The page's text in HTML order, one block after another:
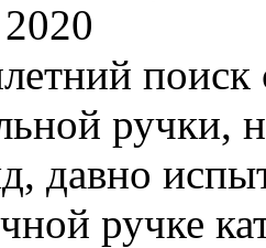
поиск
ручки,
давно
ручке